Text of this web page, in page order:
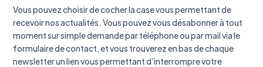
Vous pouvez choisir de cocher la case vous permettant de
recevoir nos actualités. Vous pouvez vous désabonner à tout
moment sur simple demande par téléphone ou par mail via le
formulaire de contact, et vous trouverez en bas de chaque
newsletter un lien vous permettant d’interrompre votre